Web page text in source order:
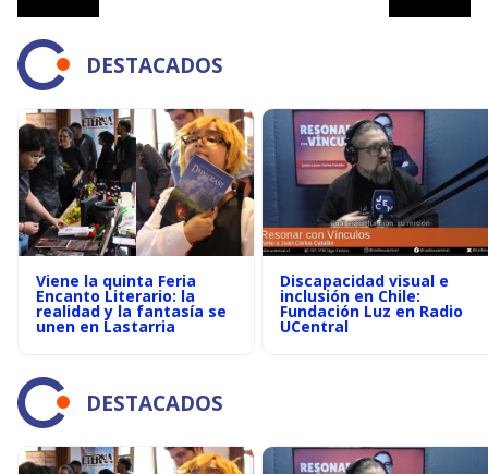
DESTACADOS
Viene la quinta Feria
Encanto Literario: la
realidad y la fantasía se
unen en Lastarria
Discapacidad visual e
inclusión en Chile:
Fundación Luz en Radio
UCentral
DESTACADOS